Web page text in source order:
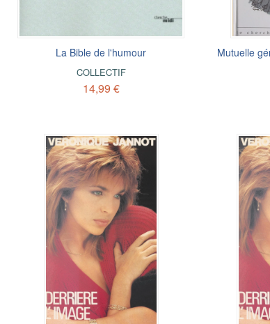
La Bible de l'humour
COLLECTIF
14,99 €
Mutuelle